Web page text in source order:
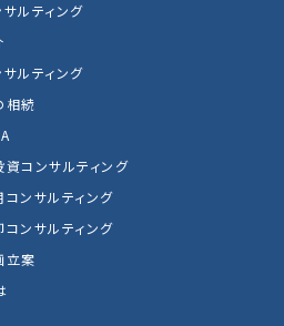
ルティング
ルティング
相続
コンサルティング
ンサルティング
ンサルティング
立案